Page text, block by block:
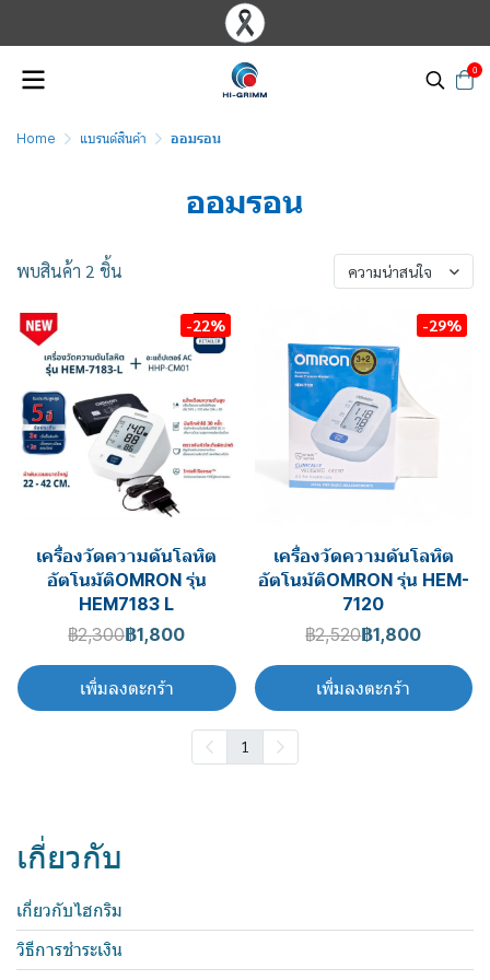
0
Home แบรนด์สินค้า ออมรอน
ออมรอน
พบสินค้า 2 ชิ้น ความน่าสนใจ
-22%
เครื่องวัดความดันโลหิต
อัตโนมัติOMRON รุ่น
HEM7183 L
฿2,300฿1,800
เพิ่มลงตะกร้า
-29%
เครื่องวัดความดันโลหิต
อัตโนมัติOMRON รุ่น HEM-
7120
฿2,520฿1,800
เพิ่มลงตะกร้า
1
เกี่ยวกับ
เกี่ยวกับไฮกริม
วิธีการชำระเงิน